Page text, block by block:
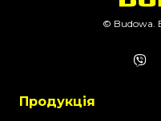
© Budowa.
Продукція